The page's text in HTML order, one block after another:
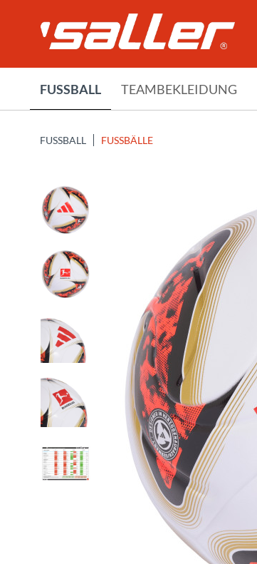
FUSSBALL TEAMBEKLEIDUNG
FUSSBALL FUSSBÄLLE